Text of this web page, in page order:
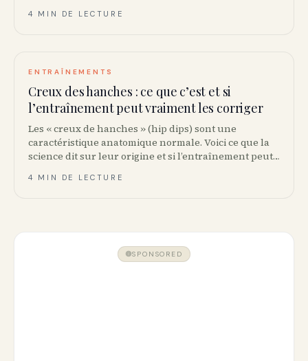
4 MIN DE LECTURE
ENTRAÎNEMENTS
Creux des hanches : ce que c’est et si
l’entraînement peut vraiment les corriger
Les « creux de hanches » (hip dips) sont une
caractéristique anatomique normale. Voici ce que la
science dit sur leur origine et si l’entraînement peut
4 MIN DE LECTURE
SPONSORED